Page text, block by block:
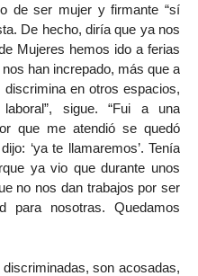
de ser mujer y firmante “sí
De hecho, diría que ya nos
Mujeres hemos ido a ferias
han increpado, más que a
en otros espacios,
sigue. “Fui a una
que me atendió se quedó
‘ya te llamaremos’. Tenía
ya vio que durante unos
no nos dan trabajos por ser
para nosotras. Quedamos
son acosadas,